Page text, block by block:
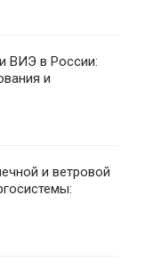
ВИЭ в России:
и
и ветровой